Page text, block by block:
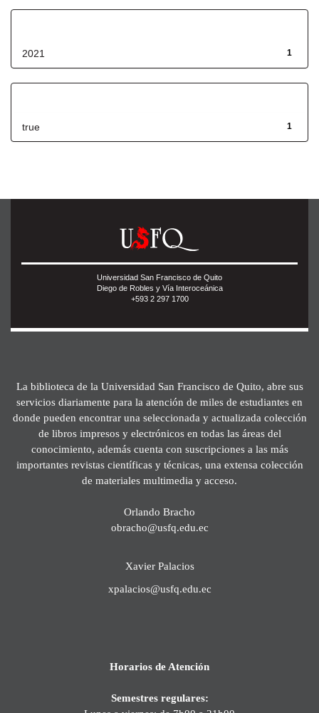
1
2021
1
true
Universidad San Francisco de Quito
Diego de Robles y Vía Interoceánica
+593 2 297 1700
La biblioteca de la Universidad San Francisco de Quito, abre sus
servicios diariamente para la atención de miles de estudiantes en
donde pueden encontrar una seleccionada y actualizada colección
de libros impresos y electrónicos en todas las áreas del
conocimiento, además cuenta con suscripciones a las más
importantes revistas científicas y técnicas, una extensa colección
de materiales multimedia y acceso.
Orlando Bracho
obracho@usfq.edu.ec
Xavier Palacios
xpalacios@usfq.edu.ec
Horarios de Atención
Semestres regulares: